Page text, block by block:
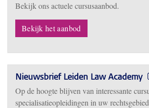
Bekijk ons actuele cursusaanbod.
Bekijk het aanbod
Nieuwsbrief Leiden Law Academy
Op de hoogte blijven van interessante
specialisatieopleidingen in uw